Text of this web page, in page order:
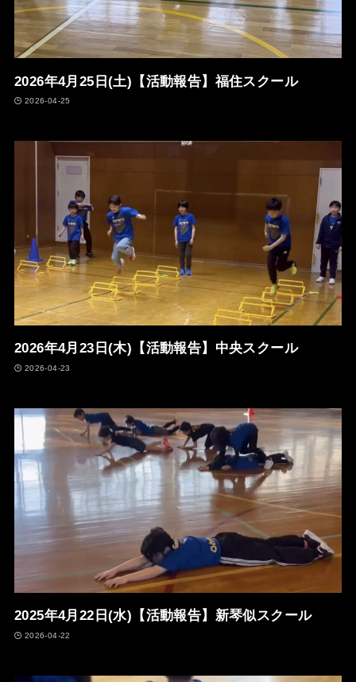
2026年4月25日(土)【活動報告】福住スクール
2026-04-25
2026年4月23日(木)【活動報告】中央スクール
2026-04-23
2025年4月22日(水)【活動報告】新琴似スクール
2026-04-22